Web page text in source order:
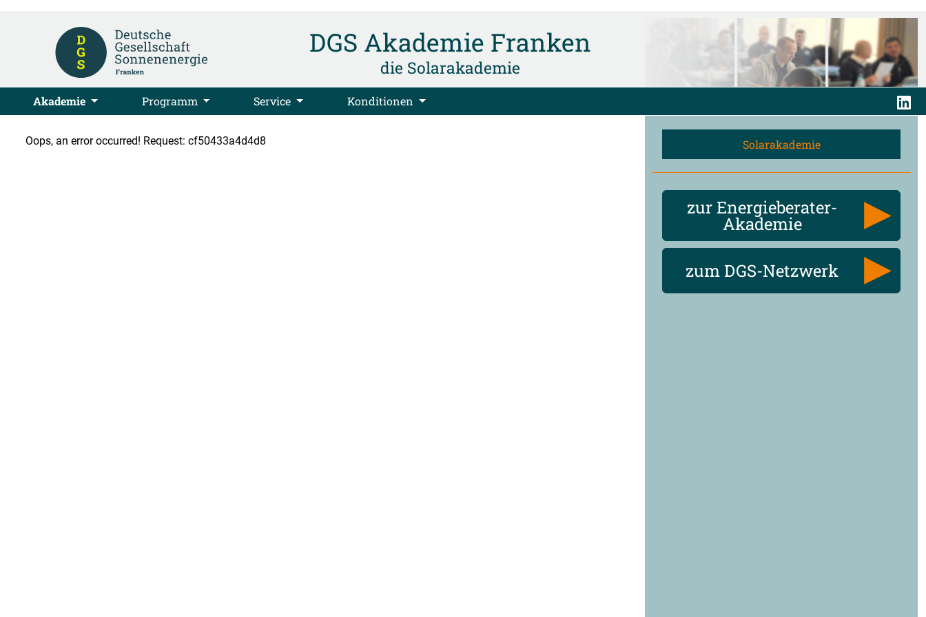
DGS Akademie Franken
die Solarakademie
Akademie Programm Service Konditionen
Oops, an error occurred! Request: cf50433a4d4d8 Solarakademie
zur Energieberater-
Akademie
zum DGS-Netzwerk